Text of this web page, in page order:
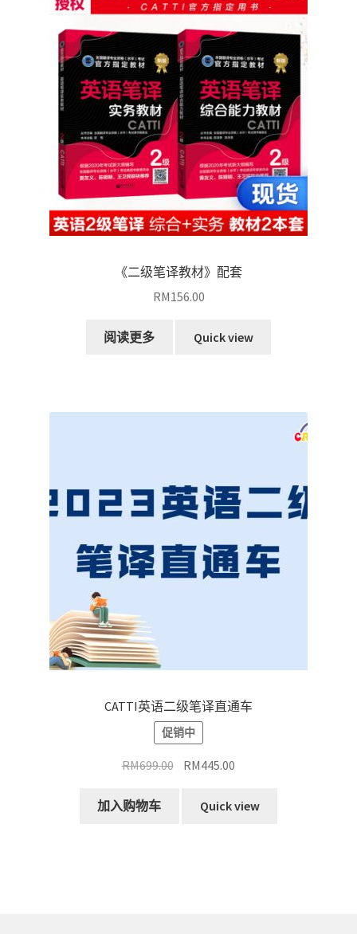
《二级笔译教材》配套
RM156.00
阅读更多 Quick view
CATTI英语二级笔译直通车
促销中
RM699.00 原RM445.00
价
加入购物车 Quick view